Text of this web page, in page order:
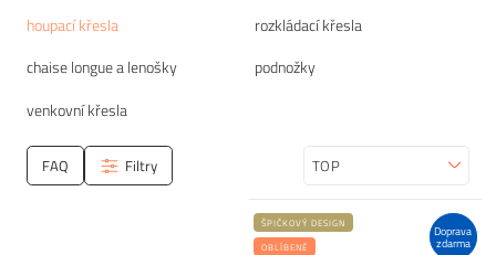
houpací křesla
rozkládací křesla
chaise longue a lenošky
podnožky
venkovní křesla
FAQ Filtry Seřadit
Doprava
zdarma
ŠPIČKOVÝ DESIGN
OBLÍBENÉ